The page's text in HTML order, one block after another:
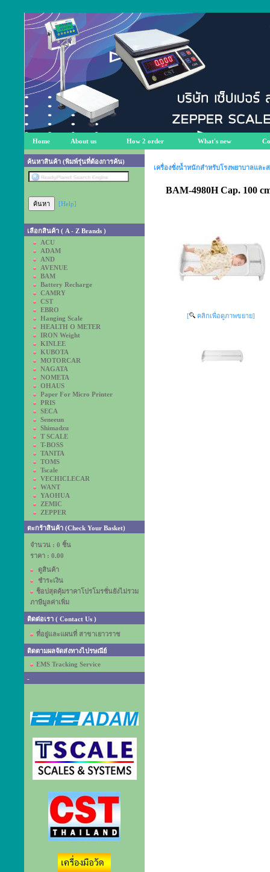
Home About us How 2 order What's new
ค้นหาสินค้า (พิมพ์รุ่นที่ต้องการค้น)
[Help]
เลือกสินค้า ( A - Z Brands )
ACU
ADAM
AND
AVENUE
BAM
Battery Recharge
CAMRY
CST
EBRO
Hanging Scale
HEALTH O METER
IRON Weight
KINLEE
KUBOTA
MOTORCAR
NAGATA
NOMETA
OHAUS
Paper For Micro Printer
PRIS
SECA
Seneeun
Shimadzu
T SCALE
T-BOSS
TANITA
TOMS
Tscale
VECHICLECAR
WANT
YAOHUA
ZEMIC
ZEPPER
ตะกร้าสินค้า (Check Your Basket)
จำนวน : 0 ชิ้น
ราคา : 0.00
ดูสินค้า
ชำระเงิน
ช็อปสุดคุ้มราคาโปรโมรชั่นยังไม่รวม
ภาษีมูลค่าเพิ่ม
ติดต่อเรา ( Contact Us )
ที่อยู่และแผนที่ สาขาเยาวราช
ติดตามผลจัดส่งทางไปรษณีย์
EMS Tracking Service
-
เครื่องชั่งน้ำหนักสำหรับโรงพยาบาลและ
BAM-4980H Cap. 100
[ คลิกเพื่อดูภาพขยาย]